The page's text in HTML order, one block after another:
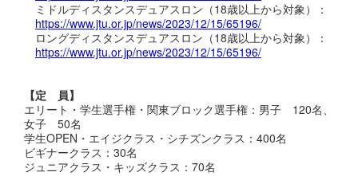
ミドルディスタンスデュアスロン（18歳以上から対象）：
https://www.jtu.or.jp/news/2023/12/15/65196/
ロングディスタンスデュアスロン（18歳以上から対象）：
https://www.jtu.or.jp/news/2023/12/15/65196/
【定 員】
エリート・学生選手権・関東ブロック選手権：男子 120名、
女子 50名
学生OPEN・エイジクラス・シチズンクラス：400名
ビギナークラス：30名
ジュニアクラス・キッズクラス：70名